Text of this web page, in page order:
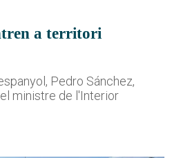
a territori
Pedro Sánchez,
ministre de l'Interior